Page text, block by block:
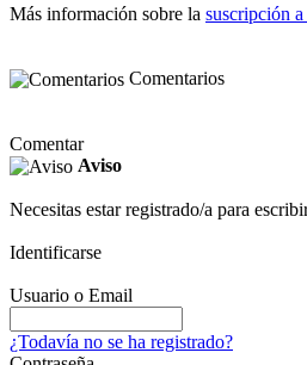
Más información sobre la suscripción
Comentarios
Comentar
Aviso
Necesitas estar registrado/a para
Identificarse
Usuario o Email
¿Todavía no se ha registrado?